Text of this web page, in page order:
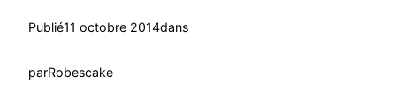
Publié11 octobre 2014dans
parRobescake